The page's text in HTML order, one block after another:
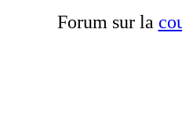
Forum sur la